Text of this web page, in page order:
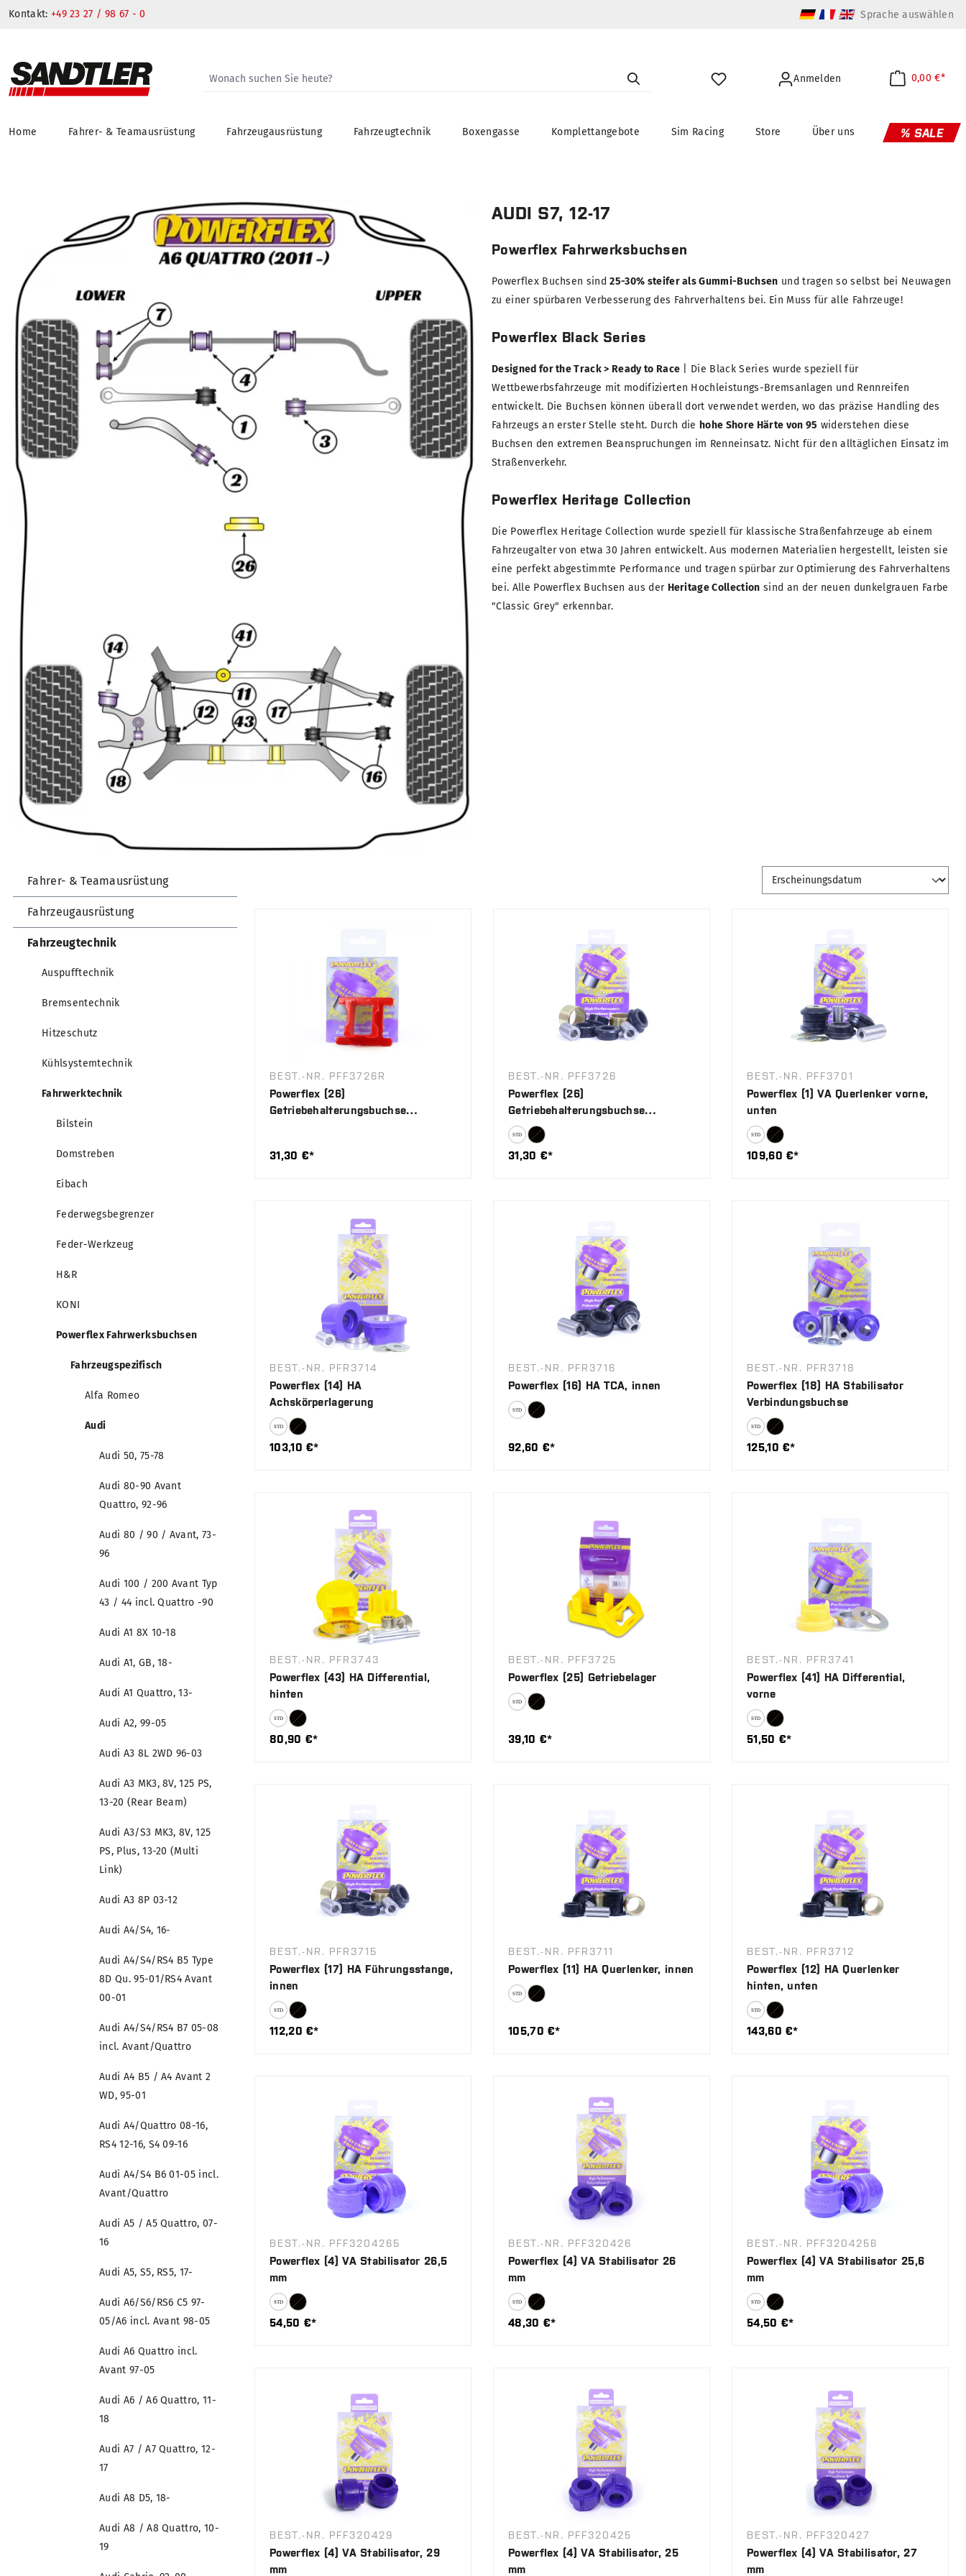
Kontakt: +49 23 27 / 98 67 - 0 Sprache auswählen
Anmelden 0,00 €*
Home Fahrer- & Teamausrüstung Fahrzeugausrüstung Fahrzeugtechnik Boxengasse Komplettangebote Sim Racing Store Über uns % SALE
AUDI S7, 12-17
Powerflex Fahrwerksbuchsen
Powerflex Buchsen sind25-30% steifer als Gummi-Buchsen und tragen so selbst bei Neuwagen
zu einer spürbaren Verbesserung des Fahrverhaltens bei. Ein Muss für alle Fahrzeuge!
Powerflex Black Series
Designed for the Track > Ready to Race | Die Black Series wurde speziell für
Wettbewerbsfahrzeuge mit modifizierten Hochleistungs-Bremsanlagen und Rennreifen
entwickelt. Die Buchsen können überall dort verwendet werden, wo das präzise Handling des
Fahrzeugs an erster Stelle steht. Durch die hohe Shore Härte von 95 widerstehen diese
Buchsen den extremen Beanspruchungen im Renneinsatz. Nicht für den alltäglichen Einsatz im
Straßenverkehr.
Powerflex Heritage Collection
Die Powerflex Heritage Collection wurde speziell für klassische Straßenfahrzeuge ab einem
Fahrzeugalter von etwa 30 Jahren entwickelt. Aus modernen Materialien hergestellt, leisten sie
eine perfekt abgestimmte Performance und tragen spürbar zur Optimierung des Fahrverhaltens
bei. Alle Powerflex Buchsen aus der Heritage Collection sind an der neuen dunkelgrauen Farbe
"Classic Grey" erkennbar.
Fahrer- & Teamausrüstung
Fahrzeugausrüstung
Fahrzeugtechnik
Auspufftechnik
Bremsentechnik
Hitzeschutz
Kühlsystemtechnik
Fahrwerktechnik
Bilstein
Domstreben
Eibach
Federwegsbegrenzer
Feder-Werkzeug
H&R
KONI
Powerflex Fahrwerksbuchsen
Fahrzeugspezifisch
Alfa Romeo
Audi
Audi 50, 75-78
Audi 80-90 Avant
Quattro, 92-96
Audi 80 / 90 / Avant, 73-
96
Audi 100 / 200 Avant Typ
43 / 44 incl. Quattro -90
Audi A1 8X 10-18
Audi A1, GB, 18-
Audi A1 Quattro, 13-
Audi A2, 99-05
Audi A3 8L 2WD 96-03
Audi A3 MK3, 8V, 125 PS,
13-20 (Rear Beam)
Audi A3/S3 MK3, 8V, 125
PS, Plus, 13-20 (Multi
Link)
Audi A3 8P 03-12
Audi A4/S4, 16-
Audi A4/S4/RS4 B5 Type
8D Qu. 95-01/RS4 Avant
00-01
Audi A4/S4/RS4 B7 05-08
incl. Avant/Quattro
Audi A4 B5 / A4 Avant 2
WD, 95-01
Audi A4/Quattro 08-16,
RS4 12-16, S4 09-16
Audi A4/S4 B6 01-05 incl.
Avant/Quattro
Audi A5 / A5 Quattro, 07-
16
Audi A5, S5, RS5, 17-
Audi A6/S6/RS6 C5 97-
05/A6 incl. Avant 98-05
Audi A6 Quattro incl.
Avant 97-05
Audi A6 / A6 Quattro, 11-
18
Audi A7 / A7 Quattro, 12-
17
Audi A8 D5, 18-
Audi A8 / A8 Quattro, 10-
19
BEST.-NR. PFF3726R
Powerflex (26)
Getriebehalterungsbuchse
31,30 €*
BEST.-NR. PFF3726
Powerflex (26)
Getriebehalterungsbuchse
(Einsatz)
31,30 €*
BEST.-NR. PFF3701
Powerflex (1) VA Querlenker vorne,
unten
109,60 €*
BEST.-NR. PFR3714
Powerflex (14) HA
Achskörperlagerung
103,10 €*
BEST.-NR. PFR3716
Powerflex (16) HA TCA, innen
92,60 €*
BEST.-NR. PFR3718
Powerflex (18) HA Stabilisator
Verbindungsbuchse
125,10 €*
BEST.-NR. PFR3743
Powerflex (43) HA Differential,
hinten
80,90 €*
BEST.-NR. PFF3725
Powerflex (25) Getriebelager
39,10 €*
BEST.-NR. PFR3741
Powerflex (41) HA Differential,
vorne
51,50 €*
BEST.-NR. PFR3715
Powerflex (17) HA Führungsstange,
innen
112,20 €*
BEST.-NR. PFR3711
Powerflex (11) HA Querlenker, innen
105,70 €*
BEST.-NR. PFR3712
Powerflex (12) HA Querlenker
hinten, unten
143,60 €*
BEST.-NR. PFF3204265
Powerflex (4) VA Stabilisator 26,5
mm
54,50 €*
BEST.-NR. PFF320426
Powerflex (4) VA Stabilisator 26
mm
48,30 €*
BEST.-NR. PFF3204256
Powerflex (4) VA Stabilisator 25,6
mm
54,50 €*
BEST.-NR. PFF320429
Powerflex (4) VA Stabilisator, 29
mm
BEST.-NR. PFF320425
Powerflex (4) VA Stabilisator, 25
mm
BEST.-NR. PFF320427
Powerflex (4) VA Stabilisator, 27
mm